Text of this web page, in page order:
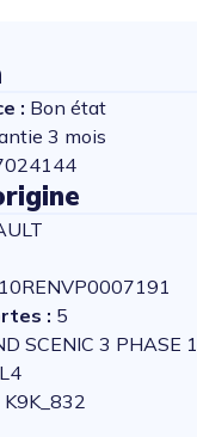
: Bon état
3 mois
: 5
SCENIC 3 PHASE 1
K9K_832